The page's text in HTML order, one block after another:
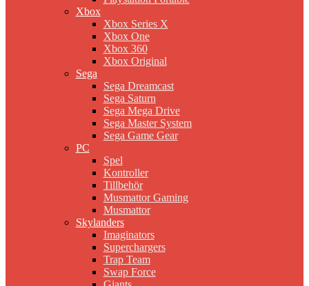
Xbox
Xbox Series X
Xbox One
Xbox 360
Xbox Original
Sega
Sega Dreamcast
Sega Saturn
Sega Mega Drive
Sega Master System
Sega Game Gear
PC
Spel
Kontroller
Tillbehör
Musmattor Gaming
Musmattor
Skylanders
Imaginators
Superchargers
Trap Team
Swap Force